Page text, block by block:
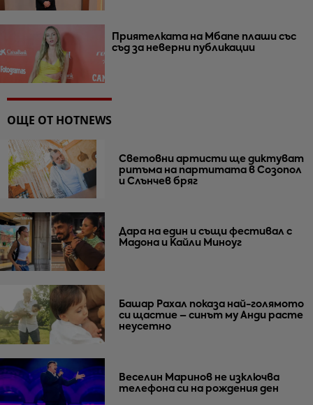
Приятелката на Мбапе плаши със
съд за неверни публикации
ОЩЕ ОТ HOTNEWS
Световни артисти ще диктуват
ритъма на партитата в Созопол
и Слънчев бряг
Дара на един и същи фестивал с
Мадона и Кайли Миноуг
Башар Рахал показа най-голямото
си щастие – синът му Анди расте
неусетно
Веселин Маринов не изключва
телефона си на рождения ден